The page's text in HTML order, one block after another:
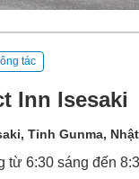
tác
Inn Isesaki
Tỉnh Gunma,
từ 6:30 sáng đến